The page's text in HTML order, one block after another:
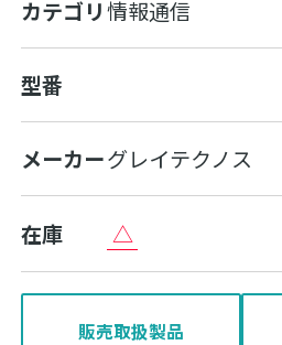
カテゴリ情報通信
型番
メーカーグレイテクノス
在庫 △
販売取扱製品